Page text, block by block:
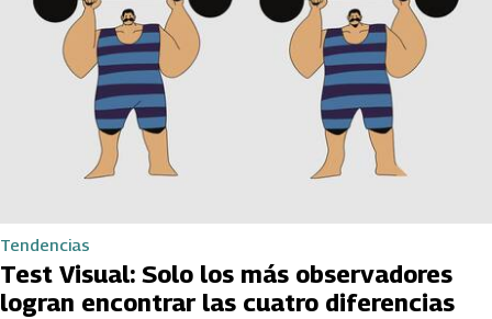
Tendencias
Test Visual: Solo los más observadores
logran encontrar las cuatro diferencias